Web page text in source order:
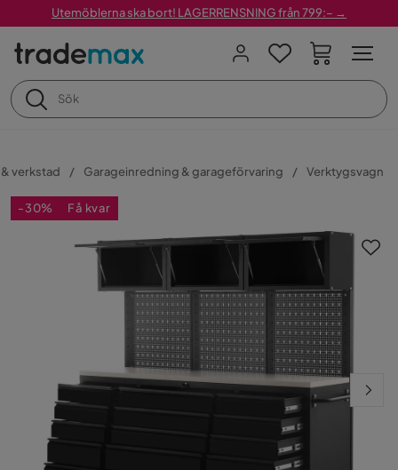
Utemöblerna ska bort! LAGERRENSNING från 799:– →
verkstad Garageinredning & garageförvaring Verktygsvagn
-30% Få kvar